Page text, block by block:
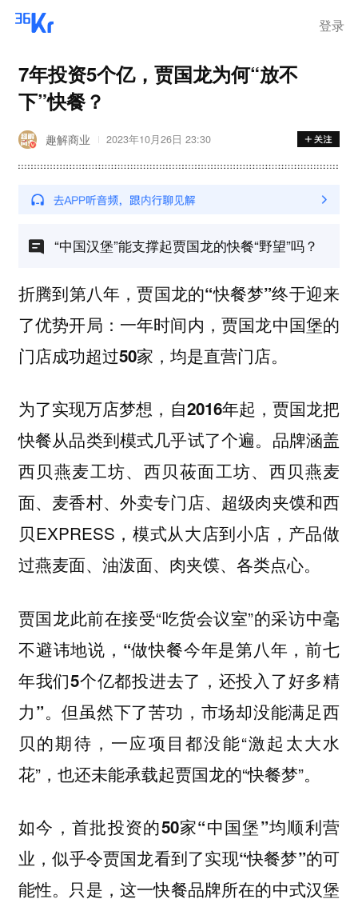
登录
7年投资5个亿，贾国龙为何“放不
下”快餐？
趣解商业 2023年10月26日 23:30
“中国汉堡”能支撑起贾国龙的快餐“野望”吗？
折腾到第八年，贾国龙的“快餐梦”终于迎来
了优势开局：一年时间内，贾国龙中国堡的
门店成功超过50家，均是直营门店。
为了实现万店梦想，自2016年起，贾国龙把
快餐从品类到模式几乎试了个遍。 品牌涵盖
西贝燕麦工坊、西贝莜面工坊、西贝燕麦
面、麦香村、外卖专门店、超级肉夹馍和西
贝EXPRESS，模式从大店到小店，产品做
过燕麦面、油泼面、肉夹馍、各类点心。
贾国龙此前在接受“吃货会议室”的采访中毫
不避讳地说， “做快餐今年是第八年，前七
年我们5个亿都投进去了，还投入了好多精
力”。但虽然下了苦功，市场却没能满足西
贝的期待，一应项目都没能“激起太大水
花”，也还未能承载起贾国龙的“快餐梦”。
如今，首批投资的50家“中国堡”均顺利营
业，似乎令贾国龙看到了实现“快餐梦”的可
能性。 只是，这一快餐品牌所在的中式汉堡